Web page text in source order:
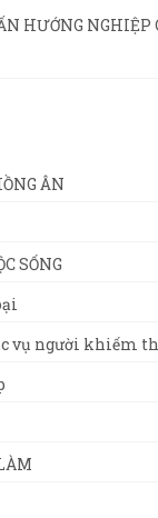
HƯỚNG NGHIỆP
ÂN
SỐNG
vụ người khiếm